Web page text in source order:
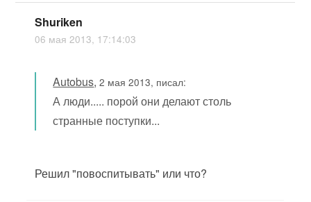
Shuriken
06 мая 2013, 17:14:03
Autobus,2 мая 2013, писал:
А люди..... порой они делают столь
странные поступки...
Решил "повоспитывать" или что?